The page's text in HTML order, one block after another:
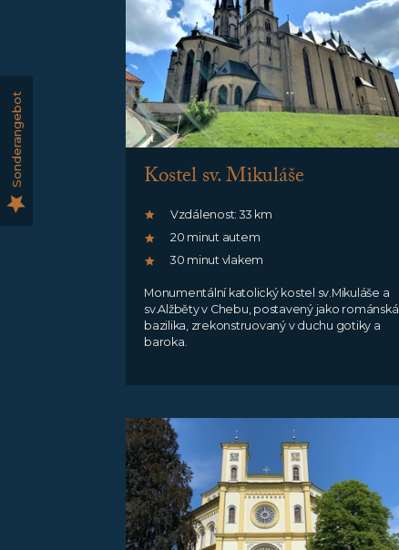
Kostel sv. Mikuláše
Vzdálenost: 33 km
20 minut autem
30 minut vlakem
Monumentální katolický kostel sv.Mikuláše a
sv.Alžběty v Chebu, postavený jako románská
bazilika, zrekonstruovaný v duchu gotiky a
baroka.
Sonderangebot